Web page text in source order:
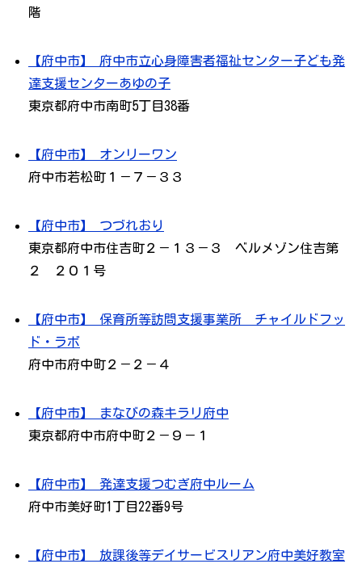
階
【府中市】 府中市立心身障害者福祉センター子ども発
達支援センターあゆの子
東京都府中市南町5丁目38番
【府中市】 オンリーワン
府中市若松町１－７－３３
【府中市】 つづれおり
東京都府中市住吉町２－１３－３ ベルメゾン住吉第
２ ２０１号
【府中市】 保育所等訪問支援事業所 チャイルドフッ
ド・ラボ
府中市府中町２－２－４
【府中市】 まなびの森キラリ府中
東京都府中市府中町２－９－１
【府中市】 発達支援つむぎ府中ルーム
府中市美好町1丁目22番9号
【府中市】 放課後等デイサービスリアン府中美好教室